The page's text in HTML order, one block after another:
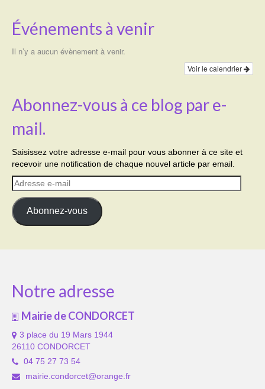
Événements à venir
Il n’y a aucun évènement à venir.
Voir le calendrier
Abonnez-vous à ce blog par e-
mail.
Saisissez votre adresse e-mail pour vous abonner à ce site et
recevoir une notification de chaque nouvel article par email.
Adresse
e-
mail
Abonnez-vous
Notre adresse
Mairie de CONDORCET
3 place du 19 Mars 1944
26110 CONDORCET
04 75 27 73 54
mairie.condorcet@orange.fr